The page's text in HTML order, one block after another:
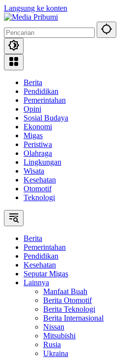
Langsung ke konten
Berita
Pendidikan
Pemerintahan
Opini
Sosial Budaya
Ekonomi
Migas
Peristiwa
Olahraga
Lingkungan
Wisata
Kesehatan
Otomotif
Teknologi
Berita
Pemerintahan
Pendidikan
Kesehatan
Seputar Migas
Lainnya
Manfaat Buah
Berita Otomotif
Berita Teknologi
Berita Internasional
Nissan
Mitsubishi
Rusia
Ukraina